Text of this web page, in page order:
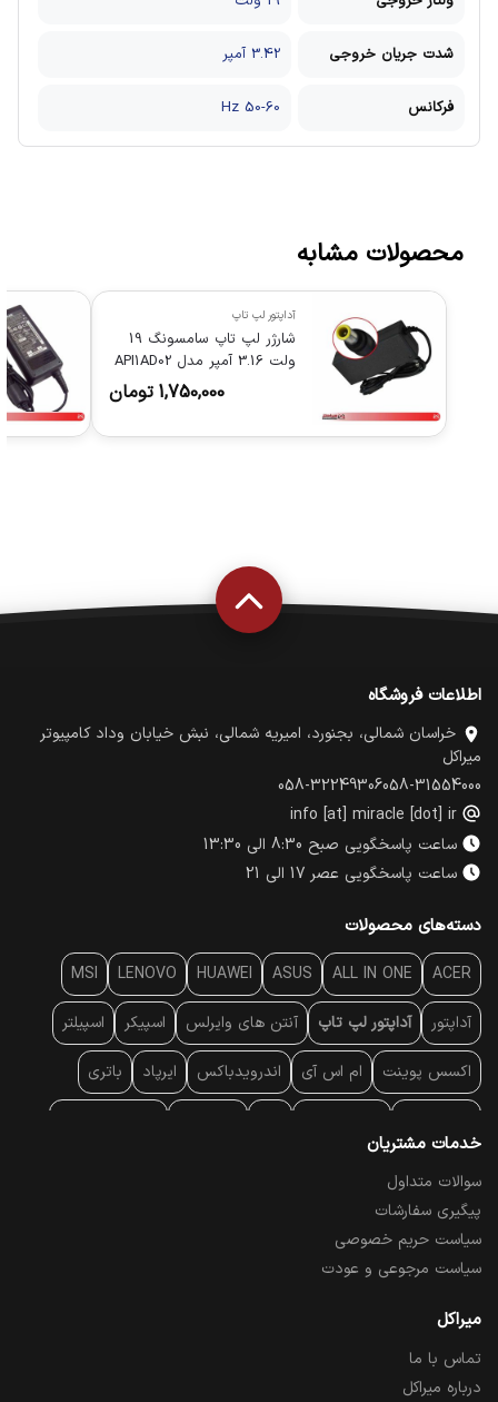
شدت جریان خروجی 3.42 آمپر
فرکانس 50-60 Hz
محصولات مشابه
آداپتور لپ تاپ
شارژر لپ تاپ سامسونگ 19
ولت 3.16 آمپر مدل API1AD02
1,750,000 تومان
اطلاعات فروشگاه
خراسان شمالی، بجنورد، امیریه شمالی، نبش خیابان وداد کامپیوتر
میراکل
058-31554000
058-32249306
info [at] miracle [dot] ir
ساعت پاسخگویی صبح 8:30 الی 13:30
ساعت پاسخگویی عصر 17 الی 21
دسته‌های محصولات
ACER
ALL IN ONE
ASUS
HUAWEI
LENOVO
MSI
آداپتور آداپتور لپ تاپ آنتن‌ های وایرلس اسپیکر اسپیلتر
اکسس پوینت ام اس آی اندرویدباکس ایرپاد باتری
پایه سقفی
پرده نمایش
تبلت و موبایل تجهیزات پسیو شبکه
تلویزیون
درایو نوری
خدمات مشتریان
سوالات متداول
پیگیری سفارشات
سیاست حریم خصوصی
سیاست مرجوعی و عودت
میراکل
تماس با ما
درباره میراکل